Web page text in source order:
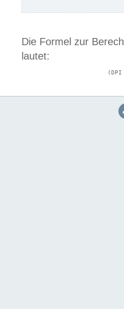
Die Formel zur
lautet: